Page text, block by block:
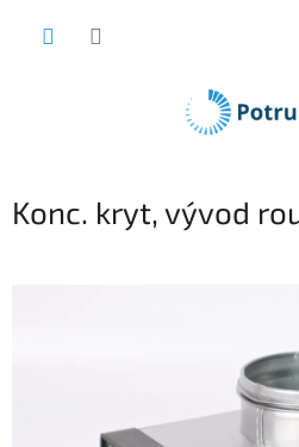
Konc. kryt, vývod